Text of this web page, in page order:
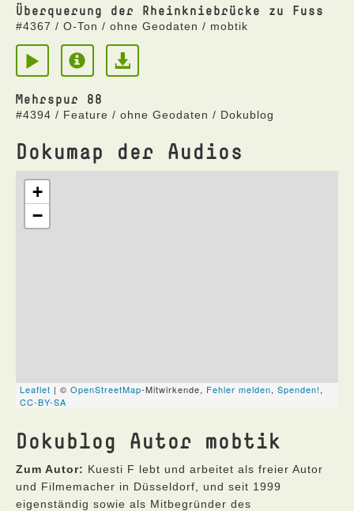
Überquerung der Rheinkniebrücke zu Fuss
#4367 / O-Ton / ohne Geodaten / mobtik
Mehrspur 88
#4394 / Feature / ohne Geodaten / Dokublog
Dokumap der Audios
Dokublog Autor mobtik
Zum Autor: Kuesti F lebt und arbeitet als freier Autor
und Filmemacher in Düsseldorf, und seit 1999
eigenständig sowie als Mitbegründer des